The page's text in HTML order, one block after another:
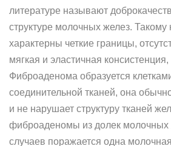
литературе называют
структуре молочных желез.
характерны четкие границы,
мягкая и эластичная
Фиброаденома образуется
соединительной тканей, она
и не нарушает структуру тканей
фиброаденомы из долек молочных
случаев поражается одна